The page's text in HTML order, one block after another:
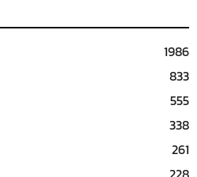
1986
833
555
338
261